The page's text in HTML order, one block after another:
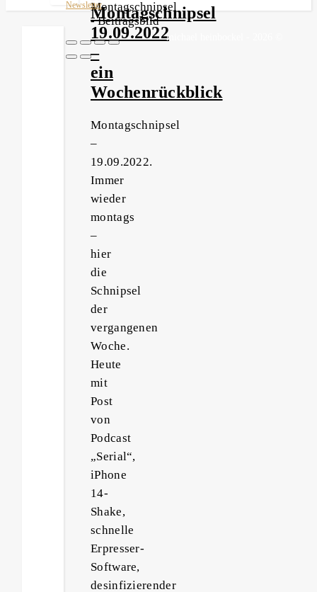
Montagschnipsel
19.09.2022
–
ein
Wochenrückblick
Montagschnipsel
–
19.09.2022.
Immer
wieder
montags
–
hier
die
Schnipsel
der
vergangenen
Woche.
Heute
mit
Post
von
Podcast
„Serial“,
iPhone
14-
Shake,
schnelle
Erpresser-
Software,
desinfizierender
Newsletter
michael heinbockel - 2026 ©